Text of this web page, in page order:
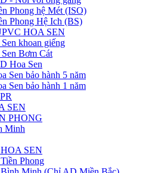
Phong hệ Mét (ISO)
Phong Hệ Ich (BS)
HOA SEN
khoan giếng
Bơm Cát
Hoa Sen
Sen bảo hành 5 năm
Sen bảo hành 1 năm
SEN
PHONG
Minh
SEN
Phong